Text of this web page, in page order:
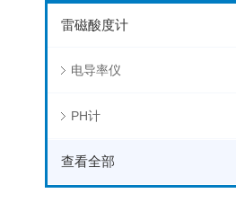
雷磁酸度计
电导率仪
PH计
查看全部